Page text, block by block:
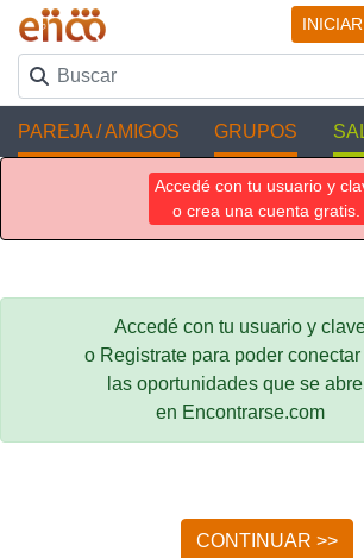
PAREJA / AMIGOS GRUPOS
Accedé con tu usuario y
o crea una cuenta gratis.
Accedé con tu usuario y
o Registrate para poder conectar
las oportunidades que se
en Encontrarse.com
CONTINUAR >>